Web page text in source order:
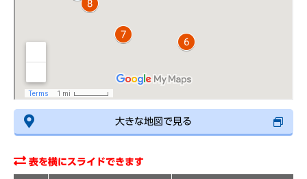
大きな地図で見る
表を横にスライドできます